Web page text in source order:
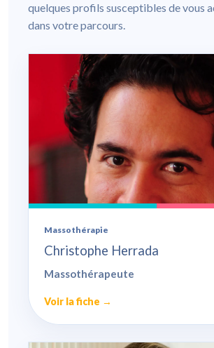
quelques profils susceptibles de vous
dans votre parcours.
Massothérapie
Christophe Herrada
Massothérapeute
Voir la fiche →